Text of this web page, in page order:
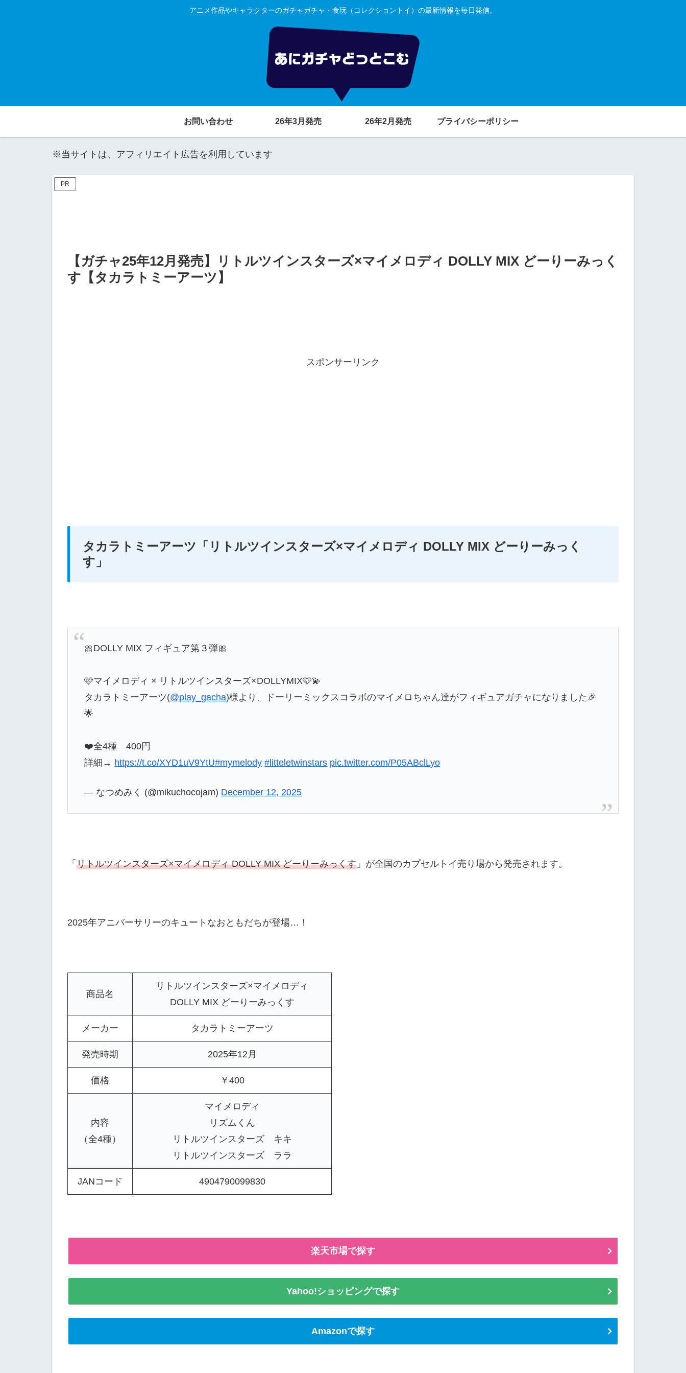
アニメ作品やキャラクターのガチャガチャ・食玩（コレクショントイ）の最新情報を毎日発信。
お問い合わせ 26年3月発売 26年2月発売 プライバシーポリシー
※当サイトは、アフィリエイト広告を利用しています
PR
【ガチャ25年12月発売】リトルツインスターズ×マイメロディ DOLLY MIX どーりーみっく
す【タカラトミーアーツ】
スポンサーリンク
タカラトミーアーツ 「リトルツインスターズ×マイメロディ DOLLY MIX どーりーみっく
す」
🎀DOLLY MIX フィギュア第３弾🎀
🩷マイメロディ × リトルツインスターズ×DOLLYMIX🩵💫
タカラトミーアーツ(@play_gacha)様より、ドーリーミックスコラボのマイメロちゃん達がフィギュアガチャになりました🎉
🌟
❤️全4種 400円
詳細→ https://t.co/XYD1uV9YtU#mymelody #litteletwinstars pic.twitter.com/P05ABclLyo
— なつめみく (@mikuchocojam) December 12, 2025
「 リトルツインスターズ×マイメロディ DOLLY MIX どーりーみっくす 」が全国のカプセルトイ売り場から発売されます。
2025年アニバーサリーのキュートなおともだちが登場…！
商品名
リトルツインスターズ×マイメロディ
DOLLY MIX どーりーみっくす
メーカー タカラトミーアーツ
発売時期 2025年12月
価格 ￥400
内容
（全4種）
マイメロディ
リズムくん
リトルツインスターズ キキ
リトルツインスターズ ララ
JANコード 4904790099830
楽天市場で探す
Yahoo!ショッピングで探す
Amazonで探す